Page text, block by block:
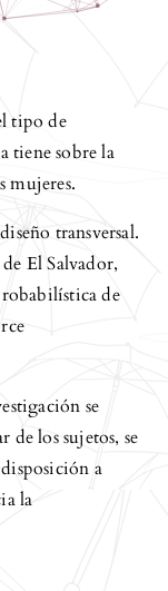
tipo de
tiene sobre la
mujeres.
transversal.
El Salvador,
de
se
de los sujetos, se
a
la